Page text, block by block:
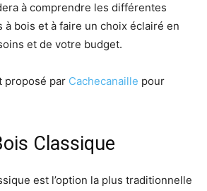
à comprendre les différentes
à bois et à faire un choix éclairé en
et de votre budget.
proposé par Cachecanaille pour
Classique
est l’option la plus traditionnelle